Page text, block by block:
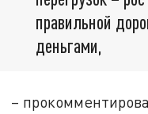
правильной
деньгами,
–